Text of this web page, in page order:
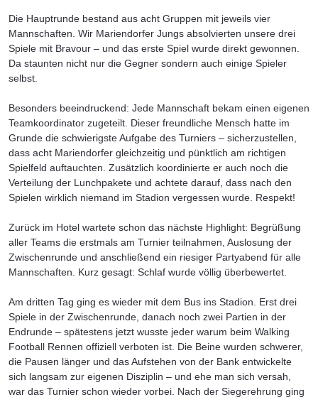
Die Hauptrunde bestand aus acht Gruppen mit jeweils vier
Mannschaften. Wir Mariendorfer Jungs absolvierten unsere drei
Spiele mit Bravour – und das erste Spiel wurde direkt gewonnen.
Da staunten nicht nur die Gegner sondern auch einige Spieler
selbst.
Besonders beeindruckend: Jede Mannschaft bekam einen eigenen
Teamkoordinator zugeteilt. Dieser freundliche Mensch hatte im
Grunde die schwierigste Aufgabe des Turniers – sicherzustellen,
dass acht Mariendorfer gleichzeitig und pünktlich am richtigen
Spielfeld auftauchten. Zusätzlich koordinierte er auch noch die
Verteilung der Lunchpakete und achtete darauf, dass nach den
Spielen wirklich niemand im Stadion vergessen wurde. Respekt!
Zurück im Hotel wartete schon das nächste Highlight: Begrüßung
aller Teams die erstmals am Turnier teilnahmen, Auslosung der
Zwischenrunde und anschließend ein riesiger Partyabend für alle
Mannschaften. Kurz gesagt: Schlaf wurde völlig überbewertet.
Am dritten Tag ging es wieder mit dem Bus ins Stadion. Erst drei
Spiele in der Zwischenrunde, danach noch zwei Partien in der
Endrunde – spätestens jetzt wusste jeder warum beim Walking
Football Rennen offiziell verboten ist. Die Beine wurden schwerer,
die Pausen länger und das Aufstehen von der Bank entwickelte
sich langsam zur eigenen Disziplin – und ehe man sich versah,
war das Turnier schon wieder vorbei. Nach der Siegerehrung ging